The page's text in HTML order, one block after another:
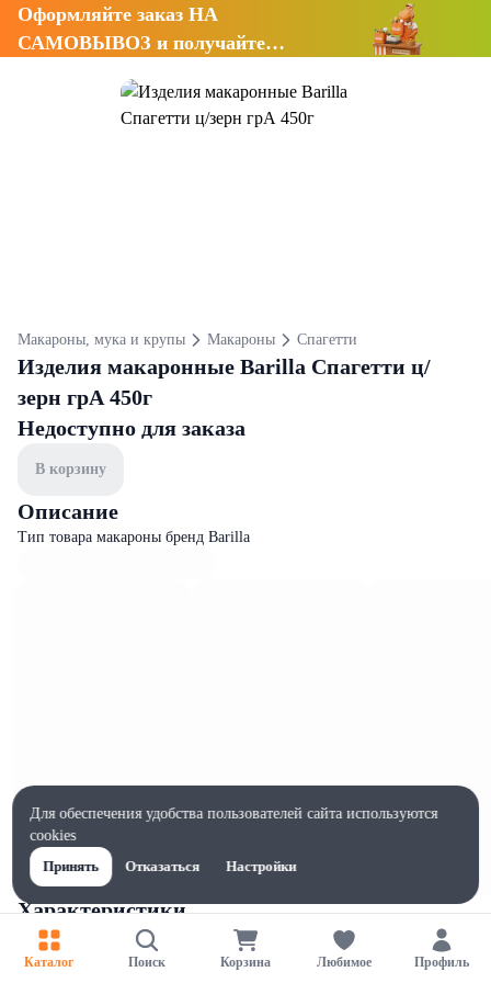
Оформляйте заказ НА
САМОВЫВОЗ и получайте
Макароны, мука и крупы Макароны Спагетти
Изделия макаронные Barilla Спагетти ц/
зерн грА 450г
Недоступно для заказа
В корзину
Описание
Тип товара макароны бренд Barilla
Характеристики
Ширина, мм
270
Каталог Поиск Корзина Любимое Профиль
Для обеспечения удобства пользователей сайта используются
cookies
Принять
Отказаться Настройки